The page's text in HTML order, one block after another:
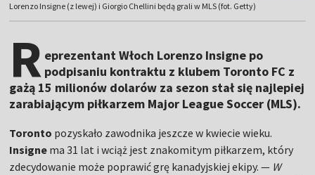
Lorenzo Insigne (z lewej) i Giorgio Chellini będą grali w MLS (fot. Getty)
R eprezentant Włoch Lorenzo Insigne po
podpisaniu kontraktu z klubem Toronto FC z
gażą 15 milionów dolarów za sezon stał się najlepiej
zarabiającym piłkarzem Major League Soccer (MLS).
Toronto pozyskało zawodnika jeszcze w kwiecie wieku.
Insigne ma 31 lat i wciąż jest znakomitym piłkarzem, który
zdecydowanie może poprawić grę kanadyjskiej ekipy. — W